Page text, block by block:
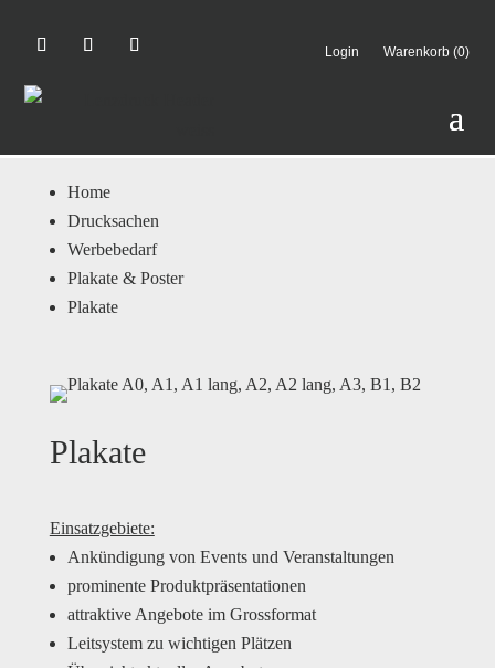
Login Warenkorb (0)
Home
Drucksachen
Werbebedarf
Plakate & Poster
Plakate
Plakate
Einsatzgebiete:
Ankündigung von Events und Veranstaltungen
prominente Produktpräsentationen
attraktive Angebote im Grossformat
Leitsystem zu wichtigen Plätzen